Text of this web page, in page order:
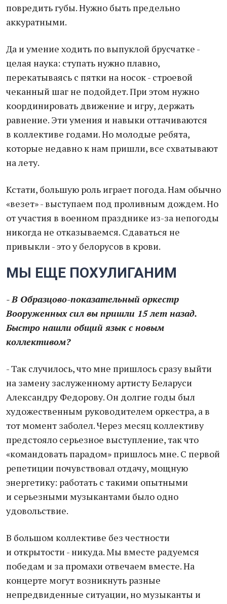
повредить губы. Нужно быть предельно
аккуратными.
Да и умение ходить по выпуклой брусчатке -
целая наука: ступать нужно плавно,
перекатываясь с пятки на носок - строевой
чеканный шаг не подойдет. При этом нужно
координировать движение и игру, держать
равнение. Эти умения и навыки оттачиваются
в коллективе годами. Но молодые ребята,
которые недавно к нам пришли, все схватывают
на лету.
Кстати, большую роль играет погода. Нам обычно
«везет» - выступаем под проливным дождем. Но
от участия в военном празднике из-за непогоды
никогда не отказываемся. Сдаваться не
привыкли - это у белорусов в крови.
МЫ ЕЩЕ ПОХУЛИГАНИМ
- В Образцово-показательный оркестр
Вооруженных сил вы пришли 15 лет назад.
Быстро нашли общий язык с новым
коллективом?
- Так случилось, что мне пришлось сразу выйти
на замену заслуженному артисту Беларуси
Александру Федорову. Он долгие годы был
художественным руководителем оркестра, а в
тот момент заболел. Через месяц коллективу
предстояло серьезное выступление, так что
«командовать парадом» пришлось мне. С первой
репетиции почувствовал отдачу, мощную
энергетику: работать с такими опытными
и серьезными музыкантами было одно
удовольствие.
В большом коллективе без честности
и открытости - никуда. Мы вместе радуемся
победам и за промахи отвечаем вместе. На
концерте могут возникнуть разные
непредвиденные ситуации, но музыканты и